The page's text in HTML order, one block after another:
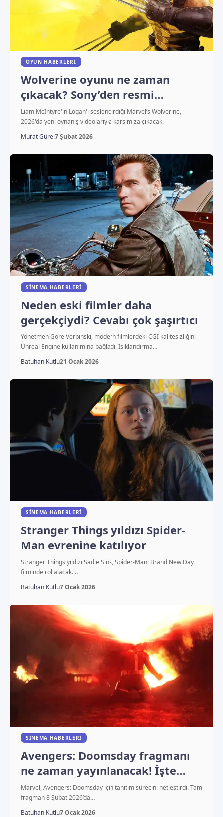
OYUN HABERLERI
Wolverine oyunu ne zaman
çıkacak? Sony’den resmi
açıklama geldi
Liam McIntyre'ın Logan'ı seslendirdiği Marvel’s Wolverine,
2026'da yeni oynanış videolarıyla karşımıza çıkacak.
Murat Gürel7 Şubat 2026
SINEMA HABERLERI
Neden eski filmler daha
gerçekçiydi? Cevabı çok şaşırtıcı
Yönetmen Gore Verbinski, modern filmlerdeki CGI kalitesizliğini
Unreal Engine kullanımına bağladı. Işıklandırma…
Batuhan Kutlu21 Ocak 2026
SINEMA HABERLERI
Stranger Things yıldızı Spider-
Man evrenine katılıyor
Stranger Things yıldızı Sadie Sink, Spider-Man: Brand New Day
filminde rol alacak.…
Batuhan Kutlu7 Ocak 2026
SINEMA HABERLERI
Avengers: Doomsday fragmanı
ne zaman yayınlanacak! İşte
beklenen tarih
Marvel, Avengers: Doomsday için tanıtım sürecini netleştirdi. Tam
fragman 8 Şubat 2026’da…
Batuhan Kutlu7 Ocak 2026